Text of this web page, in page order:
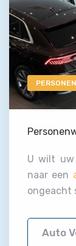
U wilt uw
naar een
ongeacht
Auto